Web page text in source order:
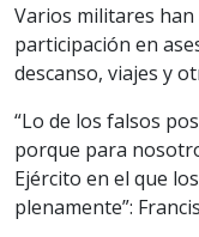
Varios militares han
participación en
descanso, viajes y
“Lo de los falsos
porque para
Ejército en el que
plenamente”: